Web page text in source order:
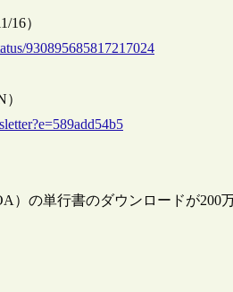
16）
930895685817217024
）の単行書のダウンロードが200